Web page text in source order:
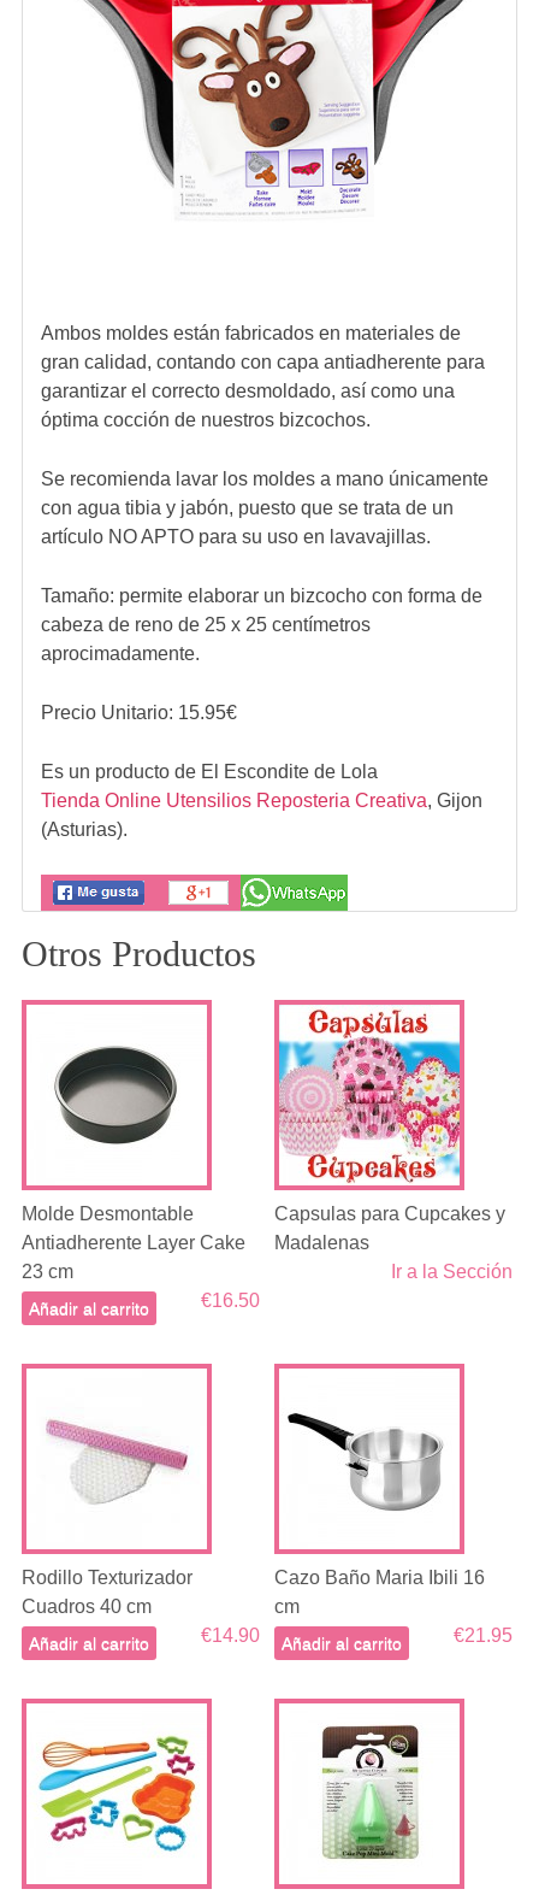
Ambos moldes están fabricados en materiales de
gran calidad, contando con capa antiadherente para
garantizar el correcto desmoldado, así como una
óptima cocción de nuestros bizcochos.
Se recomienda lavar los moldes a mano únicamente
con agua tibia y jabón, puesto que se trata de un
artículo NO APTO para su uso en lavavajillas.
Tamaño: permite elaborar un bizcocho con forma de
cabeza de reno de 25 x 25 centímetros
aprocimadamente.
Precio Unitario: 15.95€
Es un producto de El Escondite de Lola
Tienda Online Utensilios Reposteria Creativa, Gijon
(Asturias).
Otros Productos
Molde Desmontable
Antiadherente Layer Cake
23 cm
€16.50
Añadir al carrito
Capsulas para Cupcakes y
Madalenas
Ir a la Sección
Rodillo Texturizador
Cuadros 40 cm
€14.90
Añadir al carrito
Cazo Baño Maria Ibili 16
cm
€21.95
Añadir al carrito